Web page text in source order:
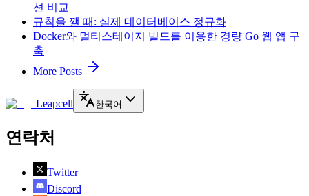
션 비교
규칙을 깰 때: 실제 데이터베이스 정규화
Docker와 멀티스테이지 빌드를 이용한 경량 Go 웹 앱 구
축
More Posts
Leapcell 한국어
연락처
Twitter
Discord